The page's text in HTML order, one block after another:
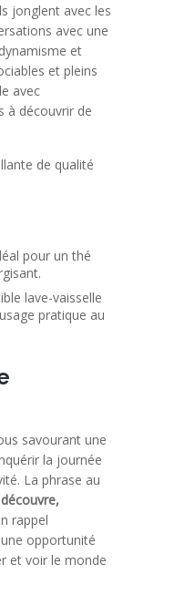
jonglent avec les
avec une
et
et pleins
avec
à découvrir de
de qualité
pour un thé
lave-vaisselle
pratique au
savourant une
la journée
La phrase au
rappel
opportunité
et voir le monde